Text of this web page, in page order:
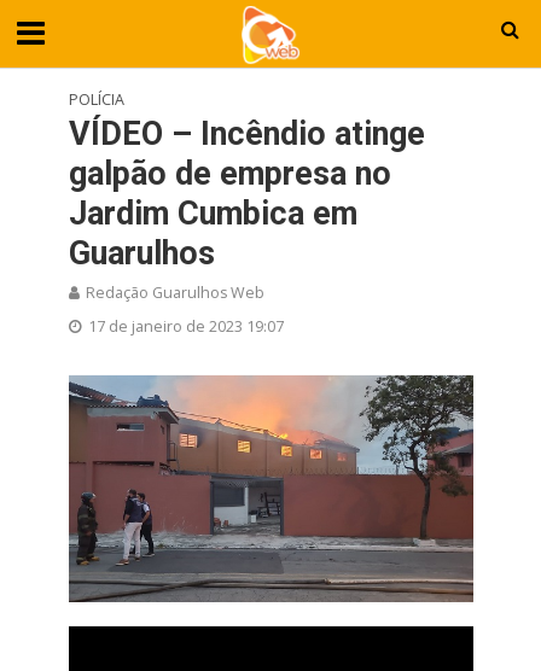
POLÍCIA
VÍDEO – Incêndio atinge
galpão de empresa no
Jardim Cumbica em
Guarulhos
Redação Guarulhos Web
17 de janeiro de 2023 19:07